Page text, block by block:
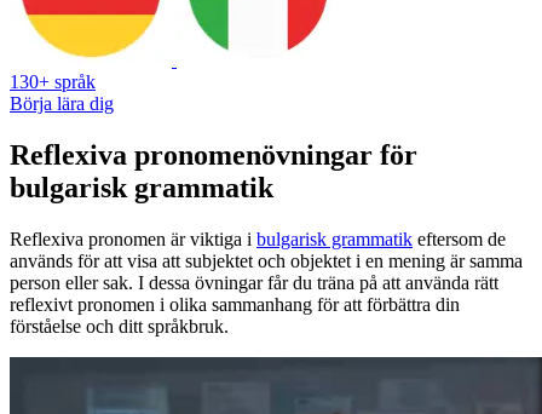
130+ språk
Börja lära dig
Reflexiva pronomenövningar för
bulgarisk grammatik
Reflexiva pronomen är viktiga i bulgarisk grammatik eftersom de
används för att visa att subjektet och objektet i en mening är samma
person eller sak. I dessa övningar får du träna på att använda rätt
reflexivt pronomen i olika sammanhang för att förbättra din
förståelse och ditt språkbruk.